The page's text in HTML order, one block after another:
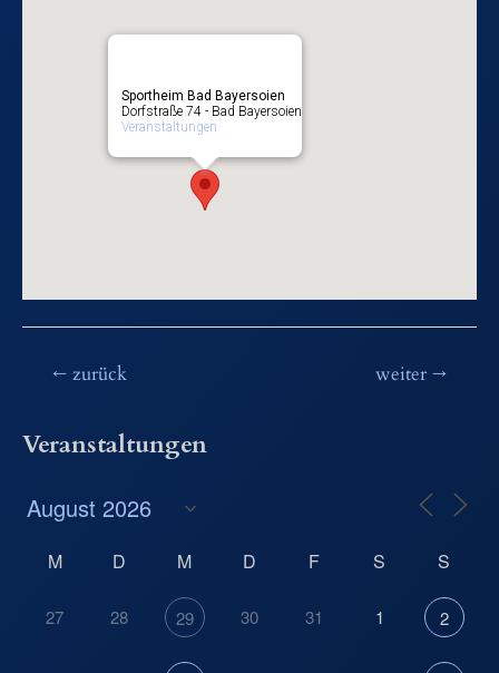
Sportheim Bad Bayersoien
Dorfstraße 74 - Bad Bayersoien
Veranstaltungen
Beitragsnavigation
←zurück weiter→
Veranstaltungen
M D M D F S S
27 28 29 30 31 1 2